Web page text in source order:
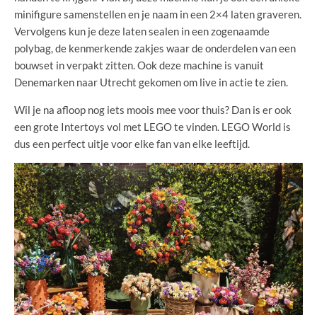
minifigure samenstellen en je naam in een 2×4 laten graveren.
Vervolgens kun je deze laten sealen in een zogenaamde
polybag, de kenmerkende zakjes waar de onderdelen van een
bouwset in verpakt zitten. Ook deze machine is vanuit
Denemarken naar Utrecht gekomen om live in actie te zien.
Wil je na afloop nog iets moois mee voor thuis? Dan is er ook
een grote Intertoys vol met LEGO te vinden. LEGO World is
dus een perfect uitje voor elke fan van elke leeftijd.